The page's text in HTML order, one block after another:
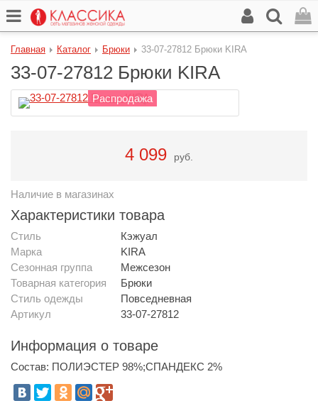
Главная Каталог Брюки 33-07-27812 Брюки KIRA
33-07-27812 Брюки KIRA
Распродажа
4 099 руб.
Наличие в магазинах
Характеристики товара
Стиль
Кэжуал
Марка
KIRA
Сезонная группа
Межсезон
Товарная категория
Брюки
Стиль одежды
Повседневная
Артикул
33-07-27812
Информация о товаре
Состав: ПОЛИЭСТЕР 98%;СПАНДЕКС 2%